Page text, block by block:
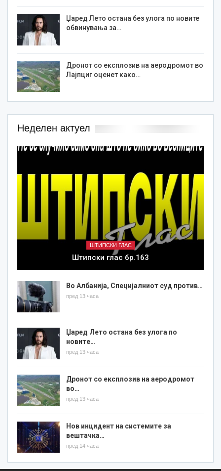
Џаред Лето остана без улога по новите
обвинувања за…
Дронот со експлозив на аеродромот во
Лајпциг оценет како…
Неделен актуел
ШТИПСКИ ГЛАС
Штипски глас бр.163
Во Албанија, Специјалниот суд против…
пред 13 часа
Џаред Лето остана без улога по
новите…
пред 13 часа
Дронот со експлозив на аеродромот
во…
пред 13 часа
Нов инцидент на системите за
вештачка…
пред 14 часа